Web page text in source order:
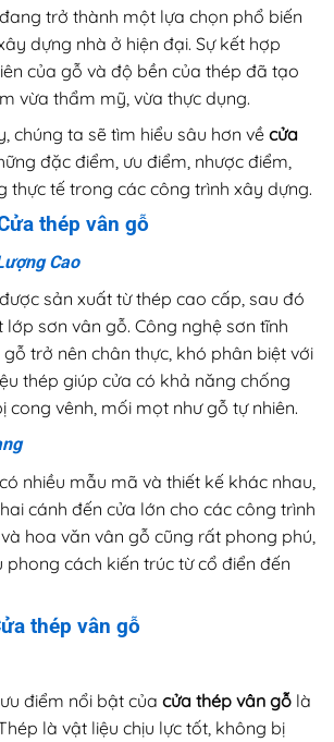
đang trở thành một lựa chọn phổ biến
dựng nhà ở hiện đại. Sự kết hợp
của gỗ và độ bền của thép đã tạo
vừa thẩm mỹ, vừa thực dụng.
chúng ta sẽ tìm hiểu sâu hơn vềcửa
đặc điểm, ưu điểm, nhược điểm,
thực tế trong các công trình xây dựng.
thép vân gỗ
Cao
được sản xuất từ thép cao cấp, sau đó
sơn vân gỗ. Công nghệ sơn tĩnh
trở nên chân thực, khó phân biệt với
thép giúp cửa có khả năng chống
cong vênh, mối mọt như gỗ tự nhiên.
có nhiều mẫu mã và thiết kế khác nhau,
cánh đến cửa lớn cho các công trình
hoa văn vân gỗ cũng rất phong phú,
phong cách kiến trúc từ cổ điển đến
thép vân gỗ
điểm nổi bật của cửa thép vân gỗ là
là vật liệu chịu lực tốt, không bị